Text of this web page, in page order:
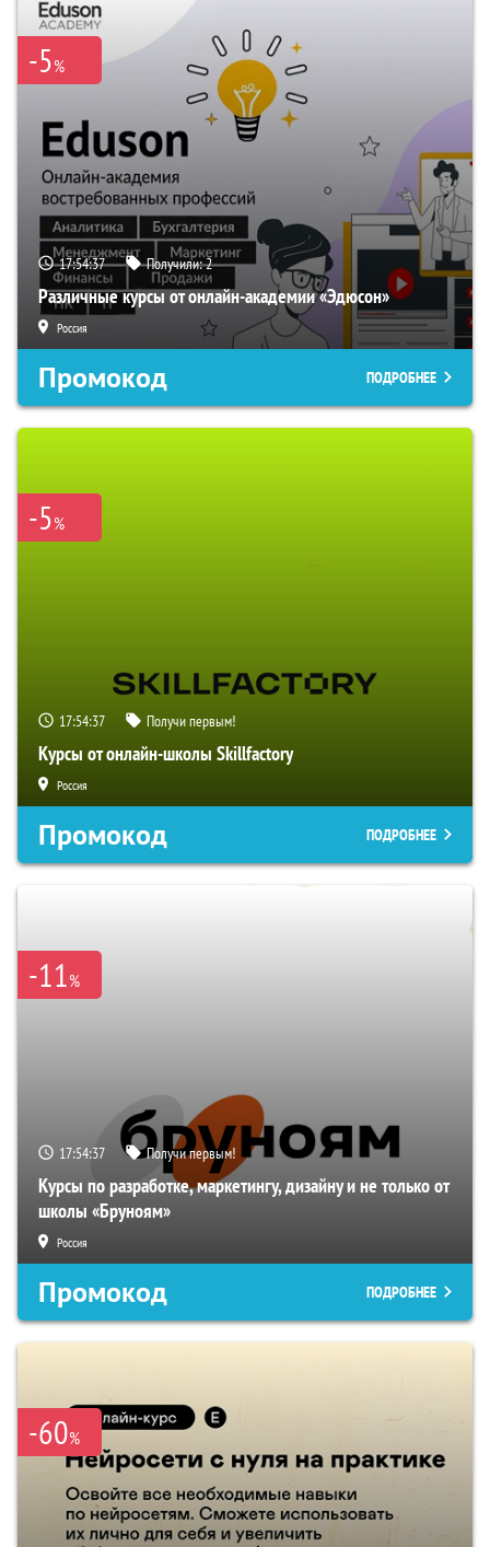
-5%
17:54:36 Получили:2
Различные курсы от онлайн-академии «Эдюсон»
Россия
Промокод ПОДРОБНЕЕ
-5%
17:54:36 Получи первым!
Курсы от онлайн-школы Skillfactory
Россия
Промокод ПОДРОБНЕЕ
-11%
17:54:36 Получи первым!
Курсы по разработке, маркетингу, дизайну и не только от
школы «Бруноям»
Россия
Промокод ПОДРОБНЕЕ
-60%